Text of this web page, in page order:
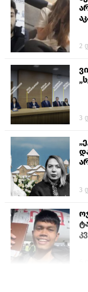
2
3
3